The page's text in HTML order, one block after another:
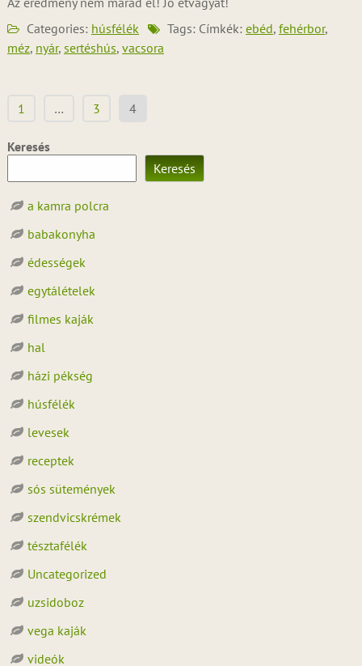
Categories: húsfélék Tags: Címkék: ebéd, fehérbor,
méz, nyár, sertéshús, vacsora
lapozása
1 … 3 4
Keresés
Keresés
a kamra polcra
babakonyha
édességek
egytálételek
filmes kaják
hal
házi pékség
húsfélék
levesek
receptek
sós sütemények
szendvicskrémek
tésztafélék
Uncategorized
uzsidoboz
vega kaják
videók